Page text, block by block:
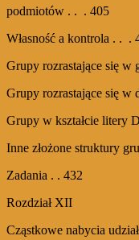
podmiotów . . . 405
Własność a kontrola . . .
Grupy rozrastające się w
Grupy rozrastające się w
Grupy w kształcie litery
Inne złożone struktury
Zadania . . 432
Rozdział XII
Cząstkowe nabycia